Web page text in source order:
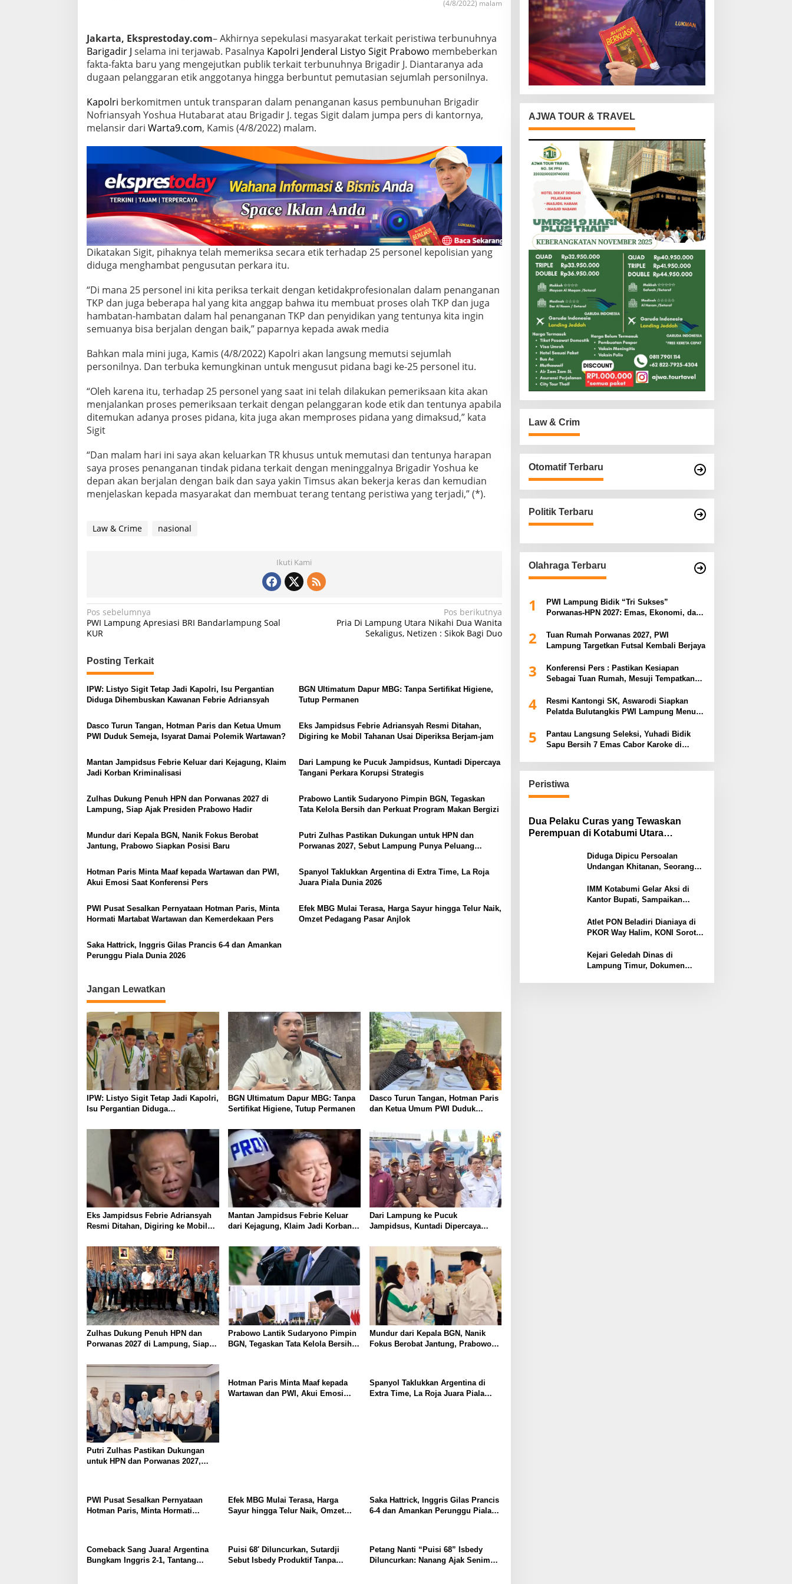
r
a
n
g
,
a
o
l
e
b
e
r
k
a
n
F
a
k
a
B
a
r
u
a
n
e
n
g
t
k
a
n
(4/8/2022) malam
Jakarta, Eksprestoday.com– Akhirnya sepekulasi masyarakat terkait peristiwa terbunuhnya
Barigadir J selama ini terjawab. Pasalnya Kapolri Jenderal Listyo Sigit Prabowo membeberkan
fakta-fakta baru yang mengejutkan publik terkait terbunuhnya Brigadir J. Diantaranya ada
dugaan pelanggaran etik anggotanya hingga berbuntut pemutasian sejumlah personilnya.
Kapolri berkomitmen untuk transparan dalam penanganan kasus pembunuhan Brigadir
Nofriansyah Yoshua Hutabarat atau Brigadir J. tegas Sigit dalam jumpa pers di kantornya,
melansir dari Warta9.com, Kamis (4/8/2022) malam.
Dikatakan Sigit, pihaknya telah memeriksa secara etik terhadap 25 personel kepolisian yang
diduga menghambat pengusutan perkara itu.
“Di mana 25 personel ini kita periksa terkait dengan ketidakprofesionalan dalam penanganan
TKP dan juga beberapa hal yang kita anggap bahwa itu membuat proses olah TKP dan juga
hambatan-hambatan dalam hal penanganan TKP dan penyidikan yang tentunya kita ingin
semuanya bisa berjalan dengan baik,” paparnya kepada awak media
Bahkan mala mini juga, Kamis (4/8/2022) Kapolri akan langsung memutsi sejumlah
personilnya. Dan terbuka kemungkinan untuk mengusut pidana bagi ke-25 personel itu.
“Oleh karena itu, terhadap 25 personel yang saat ini telah dilakukan pemeriksaan kita akan
menjalankan proses pemeriksaan terkait dengan pelanggaran kode etik dan tentunya apabila
ditemukan adanya proses pidana, kita juga akan memproses pidana yang dimaksud,” kata
Sigit
“Dan malam hari ini saya akan keluarkan TR khusus untuk memutasi dan tentunya harapan
saya proses penanganan tindak pidana terkait dengan meninggalnya Brigadir Yoshua ke
depan akan berjalan dengan baik dan saya yakin Timsus akan bekerja keras dan kemudian
menjelaskan kepada masyarakat dan membuat terang tentang peristiwa yang terjadi,” (*).
Law & Crime nasional
Ikuti Kami
N
a
i
a
i
o
s
Pos sebelumnya
PWI Lampung Apresiasi BRI Bandarlampung Soal
KUR
Pos berikutnya
Pria Di Lampung Utara Nikahi Dua Wanita
Sekaligus, Netizen : Sikok Bagi Duo
Posting Terkait
IPW: Listyo Sigit Tetap Jadi Kapolri, Isu Pergantian
Diduga Dihembuskan Kawanan Febrie Adriansyah
BGN Ultimatum Dapur MBG: Tanpa Sertifikat Higiene,
Tutup Permanen
Dasco Turun Tangan, Hotman Paris dan Ketua Umum
PWI Duduk Semeja, Isyarat Damai Polemik Wartawan?
Eks Jampidsus Febrie Adriansyah Resmi Ditahan,
Digiring ke Mobil Tahanan Usai Diperiksa Berjam-jam
Mantan Jampidsus Febrie Keluar dari Kejagung, Klaim
Jadi Korban Kriminalisasi
Dari Lampung ke Pucuk Jampidsus, Kuntadi Dipercaya
Tangani Perkara Korupsi Strategis
Zulhas Dukung Penuh HPN dan Porwanas 2027 di
Lampung, Siap Ajak Presiden Prabowo Hadir
Prabowo Lantik Sudaryono Pimpin BGN, Tegaskan
Tata Kelola Bersih dan Perkuat Program Makan Bergizi
Mundur dari Kepala BGN, Nanik Fokus Berobat
Jantung, Prabowo Siapkan Posisi Baru
Putri Zulhas Pastikan Dukungan untuk HPN dan
Porwanas 2027, Sebut Lampung Punya Peluang
Hotman Paris Minta Maaf kepada Wartawan dan PWI,
Akui Emosi Saat Konferensi Pers
Spanyol Taklukkan Argentina di Extra Time, La Roja
Juara Piala Dunia 2026
PWI Pusat Sesalkan Pernyataan Hotman Paris, Minta
Hormati Martabat Wartawan dan Kemerdekaan Pers
Efek MBG Mulai Terasa, Harga Sayur hingga Telur Naik,
Omzet Pedagang Pasar Anjlok
Saka Hattrick, Inggris Gilas Prancis 6-4 dan Amankan
Perunggu Piala Dunia 2026
Jangan Lewatkan
IPW: Listyo Sigit Tetap Jadi Kapolri,
Isu Pergantian Diduga
Adriansyah
BGN Ultimatum Dapur MBG: Tanpa
Sertifikat Higiene, Tutup Permanen
Dasco Turun Tangan, Hotman Paris
dan Ketua Umum PWI Duduk
Wartawan?
Eks Jampidsus Febrie Adriansyah
Resmi Ditahan, Digiring ke Mobil
Mantan Jampidsus Febrie Keluar
dari Kejagung, Klaim Jadi Korban
Dari Lampung ke Pucuk
Jampidsus, Kuntadi Dipercaya
Zulhas Dukung Penuh HPN dan
Porwanas 2027 di Lampung, Siap
Prabowo Lantik Sudaryono Pimpin
BGN, Tegaskan Tata Kelola Bersih
Mundur dari Kepala BGN, Nanik
Fokus Berobat Jantung, Prabowo
Putri Zulhas Pastikan Dukungan
untuk HPN dan Porwanas 2027,
Hotman Paris Minta Maaf kepada
Wartawan dan PWI, Akui Emosi
Spanyol Taklukkan Argentina di
Extra Time, La Roja Juara Piala
PWI Pusat Sesalkan Pernyataan
Hotman Paris, Minta Hormati
Efek MBG Mulai Terasa, Harga
Sayur hingga Telur Naik, Omzet
Saka Hattrick, Inggris Gilas Prancis
6-4 dan Amankan Perunggu Piala
Comeback Sang Juara! Argentina
Bungkam Inggris 2-1, Tantang
Puisi 68′ Diluncurkan, Sutardji
Sebut Isbedy Produktif Tanpa
Petang Nanti “Puisi 68” Isbedy
Diluncurkan: Nanang Ajak Seniman
AJWA TOUR & TRAVEL
Law & Crim
Otomatif Terbaru
Politik Terbaru
Olahraga Terbaru
1
PWI Lampung Bidik “Tri Sukses”
Porwanas-HPN 2027: Emas, Ekonomi, dan
2
Tuan Rumah Porwanas 2027, PWI
Lampung Targetkan Futsal Kembali Berjaya
3
Konferensi Pers : Pastikan Kesiapan
Sebagai Tuan Rumah, Mesuji Tempatkan
Piala Gubernur Lampung
4
Resmi Kantongi SK, Aswarodi Siapkan
Pelatda Bulutangkis PWI Lampung Menuju
5
Pantau Langsung Seleksi, Yuhadi Bidik
Sapu Bersih 7 Emas Cabor Karoke di
Peristiwa
Dua Pelaku Curas yang Tewaskan
Perempuan di Kotabumi Utara
Diduga Dipicu Persoalan
Undangan Khitanan, Seorang
Tertembak
IMM Kotabumi Gelar Aksi di
Kantor Bupati, Sampaikan
Pemkab Lampung Utara
Atlet PON Beladiri Dianiaya di
PKOR Way Halim, KONI Soroti
Kawasan
Kejari Geledah Dinas di
Lampung Timur, Dokumen